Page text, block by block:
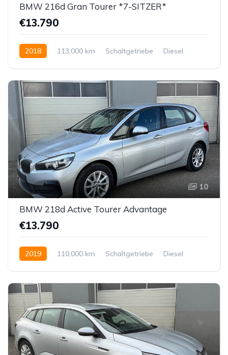
BMW 216d Gran Tourer *7-SITZER*
€13.790
2018 113,000 km Schaltgetriebe
Diesel
10
BMW 218d Active Tourer Advantage
€13.790
2019 110,000 km Schaltgetriebe
Diesel